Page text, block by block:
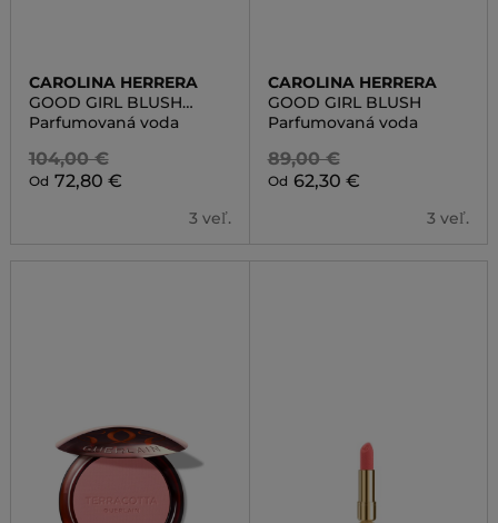
CAROLINA HERRERA
GOOD GIRL BLUSH
ELIXIR
Parfumovaná voda
104,00 €
Od 72,80 €
3 veľ.
CAROLINA HERRERA
GOOD GIRL BLUSH
Parfumovaná voda
89,00 €
Od 62,30 €
3 veľ.